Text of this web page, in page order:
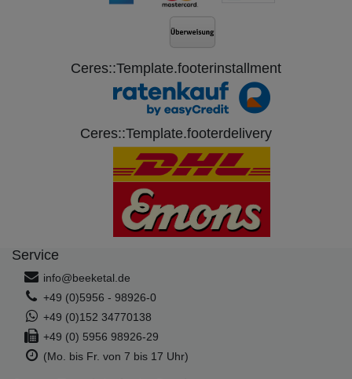
Ceres::Template.footerinstallment
Ceres::Template.footerdelivery
Service
info@beeketal.de
+49 (0)5956 - 98926-0
+49 (0)152 34770138
+49 (0) 5956 98926-29
(Mo. bis Fr. von 7 bis 17 Uhr)